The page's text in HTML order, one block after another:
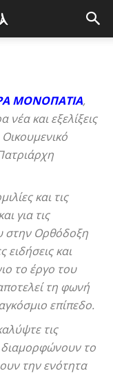
ΜΟΝΟΠΑΤΙΑ,
και εξελίξεις
και τις
για τις
στην Ορθόδοξη
και
το έργο του
τη φωνή
επίπεδο.
τις
διαμορφώνουν το
την ενότητα